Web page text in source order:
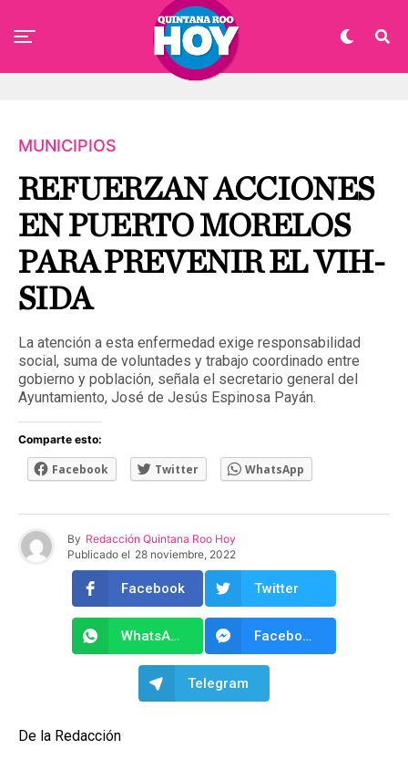
MUNICIPIOS
REFUERZAN ACCIONES
EN PUERTO MORELOS
PARA PREVENIR EL VIH-
SIDA
La atención a esta enfermedad exige responsabilidad
social, suma de voluntades y trabajo coordinado entre
gobierno y población, señala el secretario general del
Ayuntamiento, José de Jesús Espinosa Payán.
Comparte esto:
Facebook Twitter WhatsApp
By Redacción Quintana Roo Hoy
Publicado el 28 noviembre, 2022
Facebook Twitter
WhatsApp Facebook Messenger
Telegram
De la Redacción